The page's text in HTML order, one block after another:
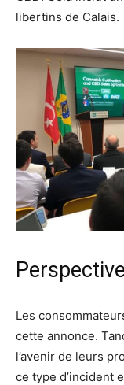
libertins de Calais.
Les
cette annonce.
l’avenir de leurs
ce type d’incident